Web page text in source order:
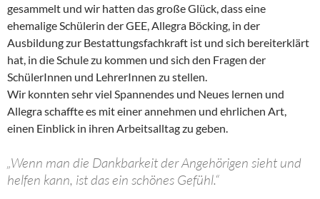
gesammelt und wir hatten das große Glück, dass eine
ehemalige Schülerin der GEE, Allegra Böcking, in der
Ausbildung zur Bestattungsfachkraft ist und sich bereiterklärt
hat, in die Schule zu kommen und sich den Fragen der
SchülerInnen und LehrerInnen zu stellen.
Wir konnten sehr viel Spannendes und Neues lernen und
Allegra schaffte es mit einer annehmen und ehrlichen Art,
einen Einblick in ihren Arbeitsalltag zu geben.
„Wenn man die Dankbarkeit der Angehörigen sieht und
helfen kann, ist das ein schönes Gefühl.“